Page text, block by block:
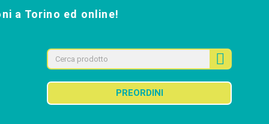
a Torino ed online!
PREORDINI